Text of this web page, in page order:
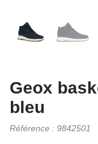
Geox
bleu
Référence : 9842501